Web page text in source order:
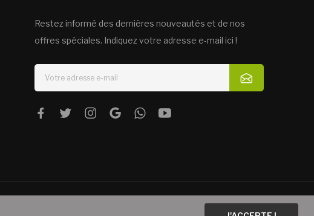
Restez informé des dernières nouveautés et de nos
offres spéciales. Indiquez votre adresse e-mail ici !